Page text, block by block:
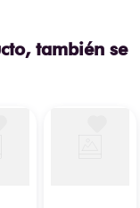
también se